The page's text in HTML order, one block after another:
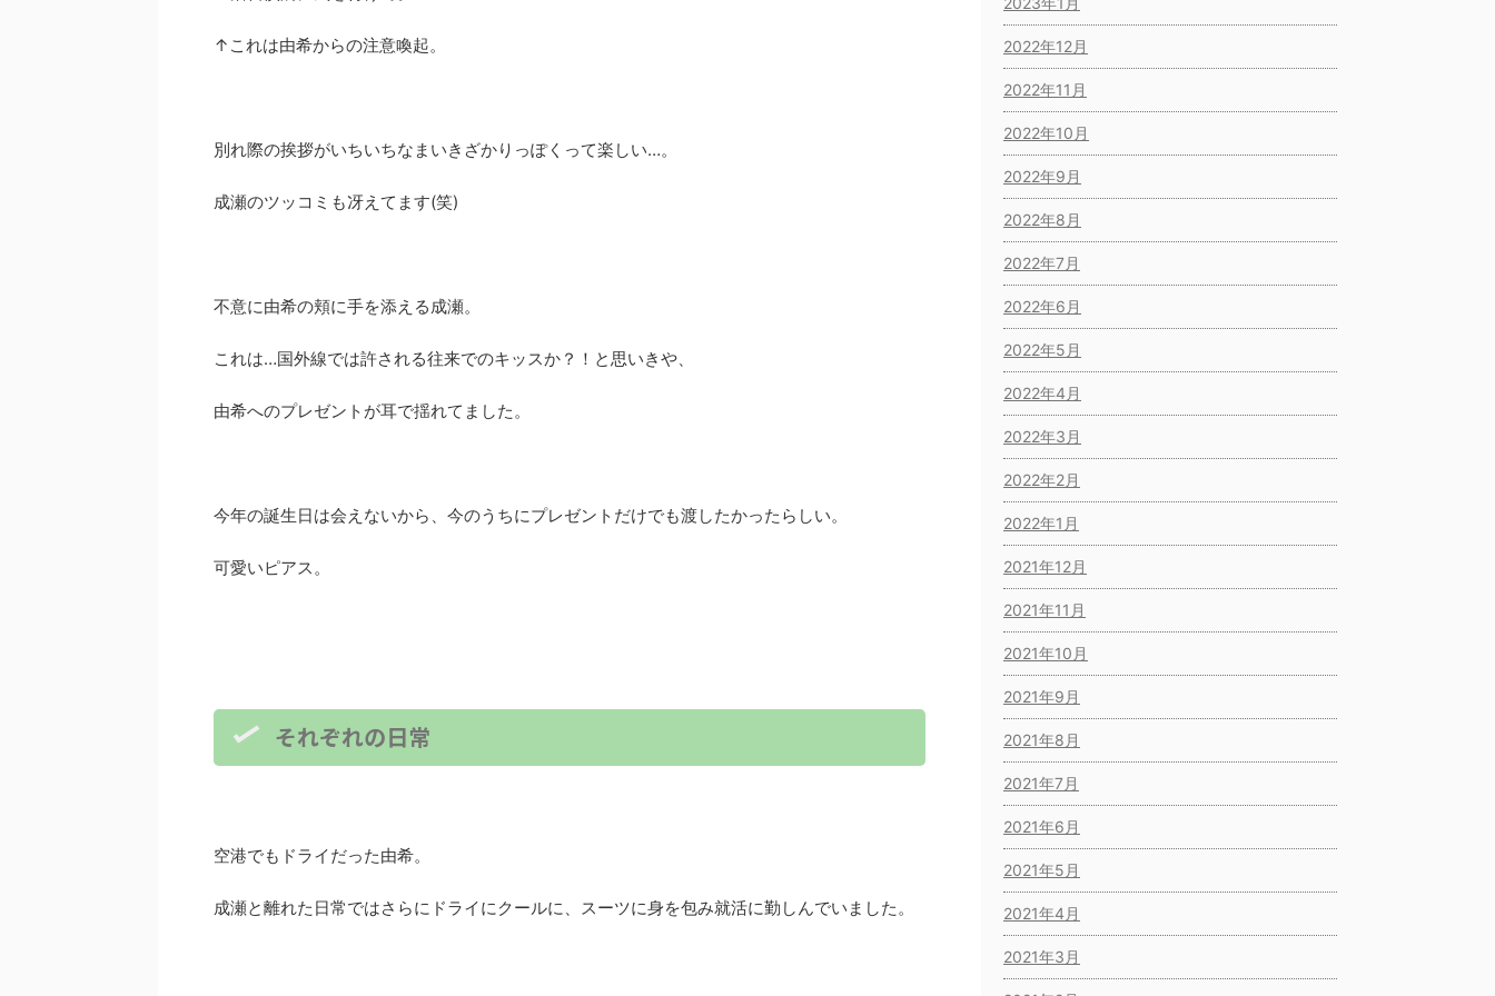
↑これは由希からの注意喚起。
別れ際の挨拶がいちいちなまいきざかりっぽくって楽しい…。
成瀬のツッコミも冴えてます(笑)
不意に由希の頬に手を添える成瀬。
これは…国外線では許される往来でのキッスか？！と思いきや、
由希へのプレゼントが耳で揺れてました。
今年の誕生日は会えないから、今のうちにプレゼントだけでも渡したかったらしい。
可愛いピアス。
それぞれの日常
空港でもドライだった由希。
成瀬と離れた日常ではさらにドライにクールに、スーツに身を包み就活に勤しんでいました。
2022年12月
2022年11月
2022年10月
2022年9月
2022年8月
2022年7月
2022年6月
2022年5月
2022年4月
2022年3月
2022年2月
2022年1月
2021年12月
2021年11月
2021年10月
2021年9月
2021年8月
2021年7月
2021年6月
2021年5月
2021年4月
2021年3月